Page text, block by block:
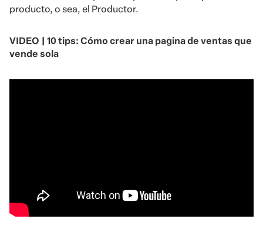
producto, o sea, el Productor.
VIDEO | 10 tips: Cómo crear una pagina de ventas que
vende sola